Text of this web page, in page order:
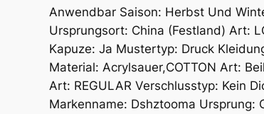
Anwendbar Saison: Herbst Und
Ursprungsort: China (Festland) Art:
Kapuze: Ja Mustertyp: Druck
Material: Acrylsauer,COTTON Art:
Art: REGULAR Verschlusstyp: Kein
Markenname: Dshztooma Ursprung: